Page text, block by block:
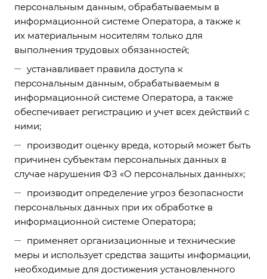
персональным данным, обрабатываемым в
информационной системе Оператора, а также к
их материальным носителям только для
выполнения трудовых обязанностей;
устанавливает правила доступа к
персональным данным, обрабатываемым в
информационной системе Оператора, а также
обеспечивает регистрацию и учет всех действий с
ними;
производит оценку вреда, который может быть
причинен субъектам персональных данных в
случае нарушения ФЗ «О персональных данных»;
производит определение угроз безопасности
персональных данных при их обработке в
информационной системе Оператора;
применяет организационные и технические
меры и использует средства защиты информации,
необходимые для достижения установленного